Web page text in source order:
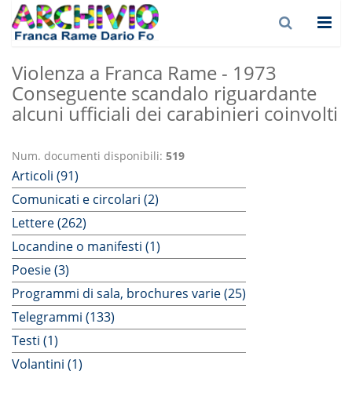
Violenza a Franca Rame - 1973
Conseguente scandalo riguardante
alcuni ufficiali dei carabinieri coinvolti
Num. documenti disponibili: 519
Articoli (91)
Comunicati e circolari (2)
Lettere (262)
Locandine o manifesti (1)
Poesie (3)
Programmi di sala, brochures varie (25)
Telegrammi (133)
Testi (1)
Volantini (1)